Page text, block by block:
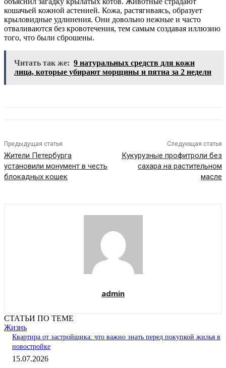
кошачьей кожной астенией. Кожа, растягиваясь, образует
крыловидные удлинения. Они довольно нежные и часто
отваливаются без кровотечения, тем самым создавая иллюзию
того, что были сброшены.
Читать так же: 9 натуральных средств для кожи
лица, которые убирают морщины и пятна за 2 недели
Предыдущая статья
Жители Петербурга
установили монумент в честь
блокадных кошек
Следующая статья
Кукурузные профитроли без
сахара на растительном
масле
admin
СТАТЬИ ПО ТЕМЕ
Жизнь
Квартира от застройщика: что важно знать перед покупкой жилья в
новостройке
15.07.2026